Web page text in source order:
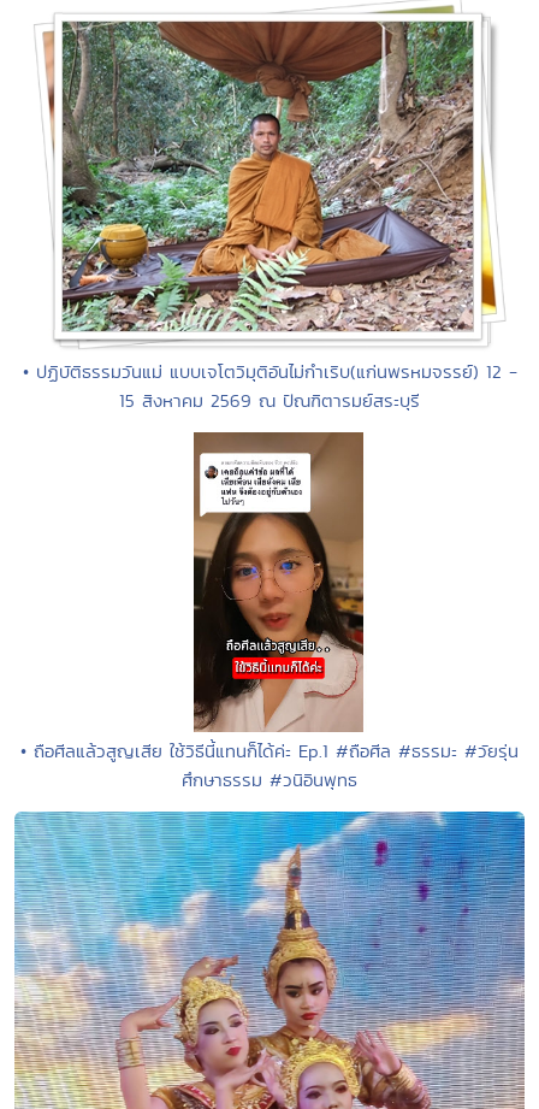
• ปฏิบัติธรรมวันแม่ แบบเจโตวิมุติอันไม่กำเริบ(แก่นพรหมจรรย์) 12 -
15 สิงหาคม 2569 ณ ปัณฑิตารมย์สระบุรี
• ถือศีลแล้วสูญเสีย ใช้วิธีนี้แทนก็ได้ค่ะ Ep.1 #ถือศีล #ธรรมะ #วัยรุ่น
ศึกษาธรรม #วนิอินพุทธ